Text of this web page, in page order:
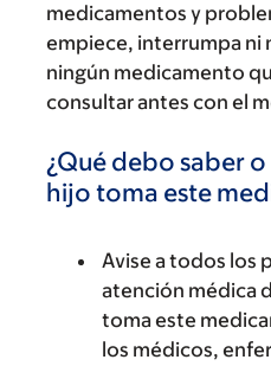
medicamentos y
empiece, interrumpa ni
ningún medicamento
consultar antes con el
¿Qué debo saber
hijo toma este
Avise a todos los
atención médica
toma este
los médicos,